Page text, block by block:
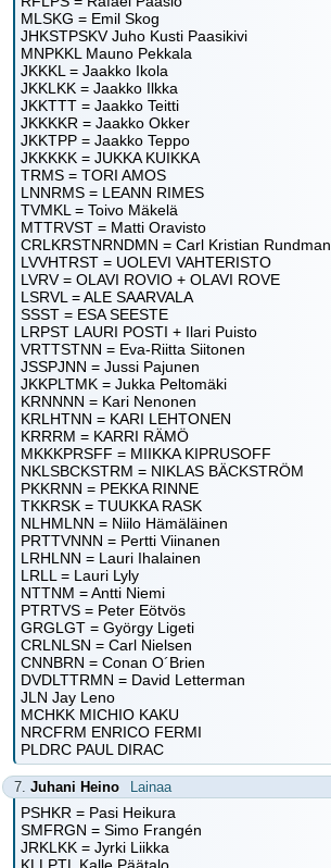
MLSKG = Emil Skog
JHKSTPSKV Juho Kusti Paasikivi
MNPKKL Mauno Pekkala
JKKKL = Jaakko Ikola
JKKLKK = Jaakko Ilkka
JKKTTT = Jaakko Teitti
JKKKKR = Jaakko Okker
JKKTPP = Jaakko Teppo
JKKKKK = JUKKA KUIKKA
TRMS = TORI AMOS
LNNRMS = LEANN RIMES
TVMKL = Toivo Mäkelä
MTTRVST = Matti Oravisto
CRLKRSTNRNDMN = Carl Kristian Rundman
LVVHTRST = UOLEVI VAHTERISTO
LVRV = OLAVI ROVIO + OLAVI ROVE
LSRVL = ALE SAARVALA
SSST = ESA SEESTE
LRPST LAURI POSTI + Ilari Puisto
VRTTSTNN = Eva-Riitta Siitonen
JSSPJNN = Jussi Pajunen
JKKPLTMK = Jukka Peltomäki
KRNNNN = Kari Nenonen
KRLHTNN = KARI LEHTONEN
KRRRM = KARRI RÄMÖ
MKKKPRSFF = MIIKKA KIPRUSOFF
NKLSBCKSTRM = NIKLAS BÄCKSTRÖM
PKKRNN = PEKKA RINNE
TKKRSK = TUUKKA RASK
NLHMLNN = Niilo Hämäläinen
PRTTVNNN = Pertti Viinanen
LRHLNN = Lauri Ihalainen
LRLL = Lauri Lyly
NTTNM = Antti Niemi
PTRTVS = Peter Eötvös
GRGLGT = György Ligeti
CRLNLSN = Carl Nielsen
CNNBRN = Conan O´Brien
DVDLTTRMN = David Letterman
JLN Jay Leno
MCHKK MICHIO KAKU
NRCFRM ENRICO FERMI
PLDRC PAUL DIRAC
7. Juhani Heino Lainaa
PSHKR = Pasi Heikura
SMFRGN = Simo Frangén
JRKLKK = Jyrki Liikka